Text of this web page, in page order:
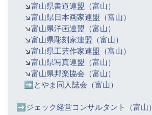
↘️富山県書道連盟（富山）
↘️富山県日本画家連盟（富山）
↘️富山県洋画連盟（富山）
↘️富山県彫刻家連盟（富山）
↘️富山県工芸作家連盟（富山）
↘️富山県写真連盟（富山）
↘️富山県邦楽協会（富山）
➡️ とやま同人誌会（富山）
➡️ジェック経営コンサルタント（富山）